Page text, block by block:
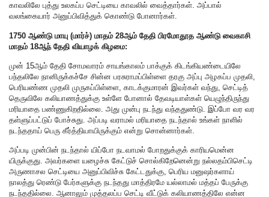
காவலிலே புத்து உலகப்ப செட்டியை காவலில் வைத்தார்கள். அப்பால்
வலங்கையார் அனுப்பிவித்துக் கொண்டு போனார்கள்.
1750 ஆண்டு மாயு (மார்ச்) மாதம் 28ஆம் தேதி பிரமோதூத ஆண்டு வைகாசி
மாதம் 18ஆந் தேதி வியாழக் கிழமை:
முன் 15ஆம் தேதி சோமவாரம் சாயங்காலம் பாக்குக் கிடங்கியண்டையிலே
பந்தலிலே நானிருக்கச்சே சின்ன பரசுராமப்பிள்ளை தரகு அப்பு அழகப்ப முதலி,
பெரியண்ண முதலி முருகப்பிள்ளை, காடக்குமாரன் இவர்கள் வந்து, செட்டித்
தெருவிலே கலியாணத்துக்கு உள்ளே போனால் தேவடியாள்கள் யெழுந்திருந்து
மரியாதை பண்ணுகிறதில்லை. அது முன்பு நடந்து வந்ததுண்டு. இப்போ வர வர
தள்ளுப்பட்டுப் போச்சுது. அப்படி வராமல் மரியாதை நடந்தால் உங்கள் நாளில்
நடந்ததாய் பெரு கீர்த்தியாயிருக்கும் என்று சொன்னார்கள்.
அப்படி முன்பின் நடந்தால் யிப்போ நடவாமல் போறதுக்குக் காரியமென்ன
யிருக்குது. அவர்களை யழைச்சு கேட்டுச் சொல்கிறேனென்று நல்லதம்பிசெட்டி
அருணாசல செட்டியை அனுப்பிவிச்சு கேட்டதுக்கு, பெரிய மனுஷர்களாய்
நாலத்து ரெண்டு பேர்களுக்கு நடந்தது மாத்திரமே யல்லாமல் மத்தப் பேருக்கு
நடந்ததில்லை. ஆனாலும் முத்தலப்ப செட்டி வீட்டுக் கலியாணத்திலே என்ன